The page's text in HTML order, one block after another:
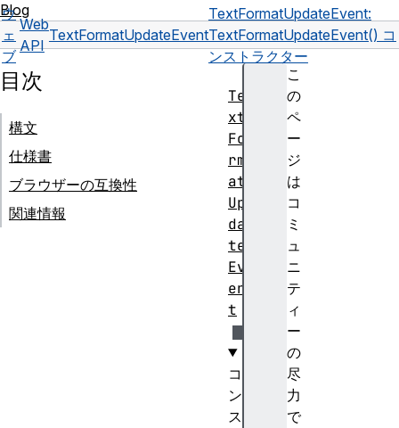
Blog
ウ
ェ
ブ
Web
API
TextFormatUpdateEvent
TextFormatUpdateEvent:
TextFormatUpdateEvent() コ
ンストラクター
こ
の
ペ
ー
ジ
は
コ
ミ
ュ
ニ
テ
ィ
ー
の
尽
力
で
目次
構文
仕様書
ブラウザーの互換性
関連情報
Te
xt
Fo
rm
at
Up
da
te
Ev
en
t
コ
ン
ス